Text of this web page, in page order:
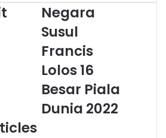
Negara
Susul
Francis
Lolos 16
Besar Piala
Dunia 2022